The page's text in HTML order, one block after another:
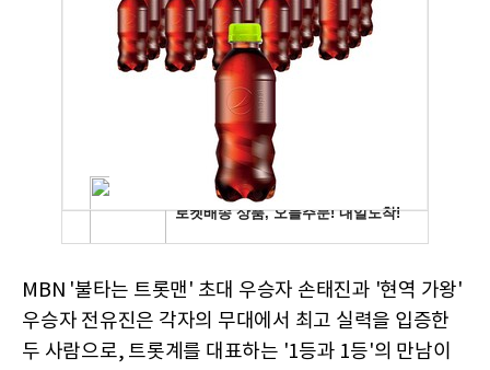
MBN '불타는 트롯맨' 초대 우승자 손태진과 '현역 가왕'
우승자 전유진은 각자의 무대에서 최고 실력을 입증한
두 사람으로, 트롯계를 대표하는 '1등과 1등'의 만남이